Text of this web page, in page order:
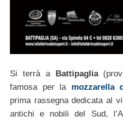
Si terrà a Battipaglia
famosa per la mozzarella
prima rassegna dedicata al
antichi e nobili del Sud,